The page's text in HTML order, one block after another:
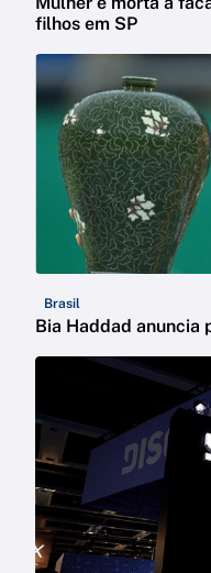
filhos em SP
Brasil
Bia Haddad anuncia